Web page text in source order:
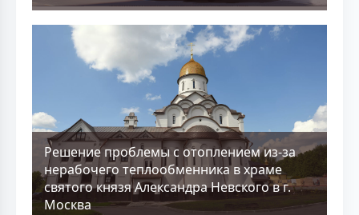
Решение проблемы с отоплением из-за
нерабочего теплообменника в храме
святого князя Александра Невского в г.
Москва